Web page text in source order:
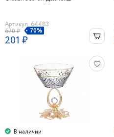
Артикул: 64483
670 ₽
70%
201 ₽
В наличии